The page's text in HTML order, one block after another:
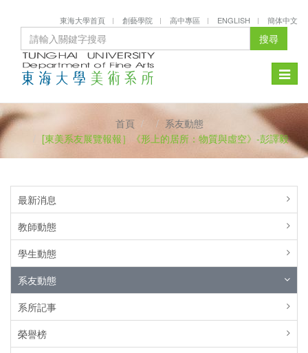
東海大學首頁 創藝學院 高中專區 ENGLISH 簡体中文
搜尋
Toggle
首頁
系友動態
[東美系友展覽報報］《形上的居所：物質與虛空》-彭譯毅
最新消息
教師動態
學生動態
系友動態
系所記事
榮譽榜